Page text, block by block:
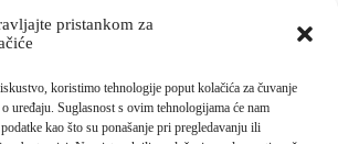
pristankom za
koristimo tehnologije poput kolačića za čuvanje
uređaju. Suglasnost s ovim tehnologijama će nam
kao što su ponašanje pri pregledavanju ili
EMAIL:
EMAIL: